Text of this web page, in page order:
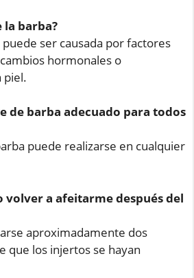
la barba?
ser causada por factores
hormonales o
piel.
de barba adecuado para todos
puede realizarse en cualquier
volver a afeitarme después del
aproximadamente dos
que los injertos se hayan